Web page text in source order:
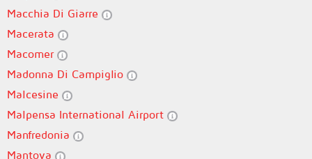
Macchia Di Giarre
Macerata
Macomer
Madonna Di Campiglio
Malcesine
Malpensa International Airport
Manfredonia
Mantova